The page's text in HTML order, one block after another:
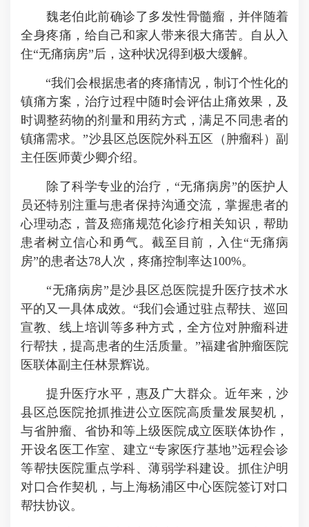
魏老伯此前确诊了多发性骨髓瘤，并伴随着
全身疼痛，给自己和家人带来很大痛苦。自从入
住“无痛病房”后，这种状况得到极大缓解。
“我们会根据患者的疼痛情况，制订个性化的
镇痛方案，治疗过程中随时会评估止痛效果，及
时调整药物的剂量和用药方式，满足不同患者的
镇痛需求。”沙县区总医院外科五区（肿瘤科）副
主任医师黄少卿介绍。
除了科学专业的治疗，“无痛病房”的医护人
员还特别注重与患者保持沟通交流，掌握患者的
心理动态，普及癌痛规范化诊疗相关知识，帮助
患者树立信心和勇气。截至目前，入住“无痛病
房”的患者达78人次，疼痛控制率达100%。
“无痛病房”是沙县区总医院提升医疗技术水
平的又一具体成效。“我们会通过驻点帮扶、巡回
宣教、线上培训等多种方式，全方位对肿瘤科进
行帮扶，提高患者的生活质量。”福建省肿瘤医院
医联体副主任林景辉说。
提升医疗水平，惠及广大群众。近年来，沙
县区总医院抢抓推进公立医院高质量发展契机，
与省肿瘤、省协和等上级医院成立医联体协作，
开设名医工作室、建立“专家医疗基地”远程会诊
等帮扶医院重点学科、薄弱学科建设。抓住沪明
对口合作契机，与上海杨浦区中心医院签订对口
帮扶协议。